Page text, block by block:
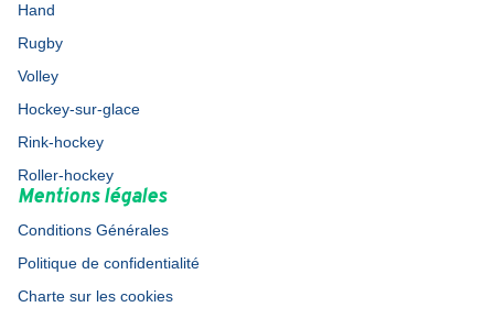
Hand
Rugby
Volley
Hockey-sur-glace
Rink-hockey
Roller-hockey
Mentions légales
Conditions Générales
Politique de confidentialité
Charte sur les cookies